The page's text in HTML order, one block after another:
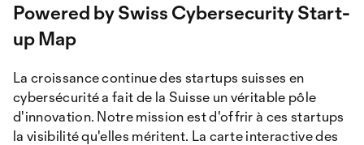
Powered by Swiss Cybersecurity Start-
up Map
La croissance continue des startups suisses en
cybersécurité a fait de la Suisse un véritable pôle
d'innovation. Notre mission est d'offrir à ces startups
la visibilité qu'elles méritent. La carte interactive des